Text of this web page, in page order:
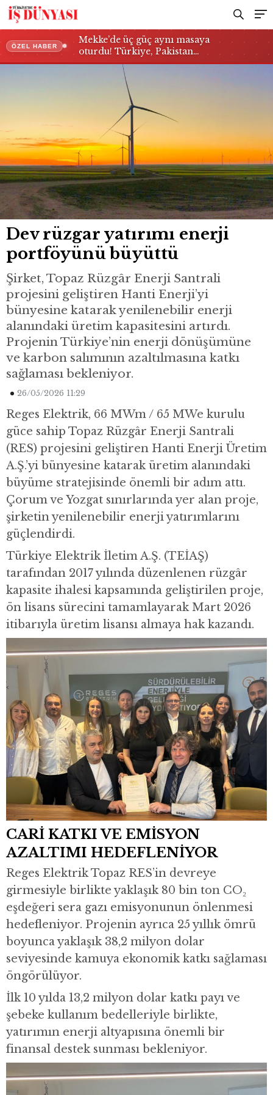
ÖZEL HABER
Mekke’de üç güç aynı masaya
oturdu! Türkiye, Pakistan…
Dev rüzgar yatırımı enerji
portföyünü büyüttü
Şirket, Topaz Rüzgâr Enerji Santrali
projesini geliştiren Hanti Enerji’yi
bünyesine katarak yenilenebilir enerji
alanındaki üretim kapasitesini artırdı.
Projenin Türkiye’nin enerji dönüşümüne
ve karbon salımının azaltılmasına katkı
sağlaması bekleniyor.
26/05/2026 11:29
Reges Elektrik, 66 MWm / 65 MWe kurulu
güce sahip Topaz Rüzgâr Enerji Santrali
(RES) projesini geliştiren Hanti Enerji Üretim
A.Ş.’yi bünyesine katarak üretim alanındaki
büyüme stratejisinde önemli bir adım attı.
Çorum ve Yozgat sınırlarında yer alan proje,
şirketin yenilenebilir enerji yatırımlarını
güçlendirdi.
Türkiye Elektrik İletim A.Ş. (TEİAŞ)
tarafından 2017 yılında düzenlenen rüzgâr
kapasite ihalesi kapsamında geliştirilen proje,
ön lisans sürecini tamamlayarak Mart 2026
itibarıyla üretim lisansı almaya hak kazandı.
CARİ KATKI VE EMİSYON
AZALTIMI HEDEFLENİYOR
Reges Elektrik Topaz RES’in devreye
girmesiyle birlikte yaklaşık 80 bin ton CO₂
eşdeğeri sera gazı emisyonunun önlenmesi
hedefleniyor. Projenin ayrıca 25 yıllık ömrü
boyunca yaklaşık 38,2 milyon dolar
seviyesinde kamuya ekonomik katkı sağlaması
öngörülüyor.
İlk 10 yılda 13,2 milyon dolar katkı payı ve
şebeke kullanım bedelleriyle birlikte,
yatırımın enerji altyapısına önemli bir
finansal destek sunması bekleniyor.